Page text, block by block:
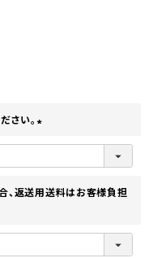
さい。
(
)
、返送用送料はお客様負担